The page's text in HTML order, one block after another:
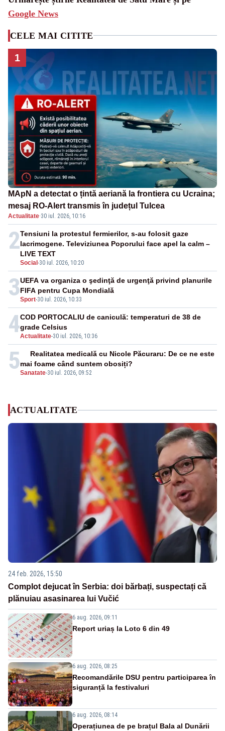
Google News
CELE MAI CITITE
1
MApN a detectat o țintă aeriană la frontiera cu Ucraina;
mesaj RO-Alert transmis în județul Tulcea
Actualitate·30 iul. 2026, 10:16
2
Social -30 iul. 2026, 10:20
Tensiuni la protestul fermierilor, s-au folosit gaze
lacrimogene. Televiziunea Poporului face apel la calm –
LIVE TEXT
3Sport-30 iul. 2026, 10:33
UEFA va organiza o şedinţă de urgenţă privind planurile
FIFA pentru Cupa Mondială
4Actualitate-30 iul. 2026, 10:36
COD PORTOCALIU de caniculă: temperaturi de 38 de
grade Celsius
5Sanatate-30 iul. 2026, 09:52
Realitatea medicală cu Nicole Păcuraru: De ce ne este
mai foame când suntem obosiți?
ACTUALITATE
24 feb. 2026, 15:50
Complot dejucat în Serbia: doi bărbați, suspectați că
plănuiau asasinarea lui Vučić
6 aug. 2026, 09:11
Report uriaș la Loto 6 din 49
6 aug. 2026, 08:25
Recomandările DSU pentru participarea în
siguranță la festivaluri
6 aug. 2026, 08:14
Operațiunea de pe brațul Bala al Dunării